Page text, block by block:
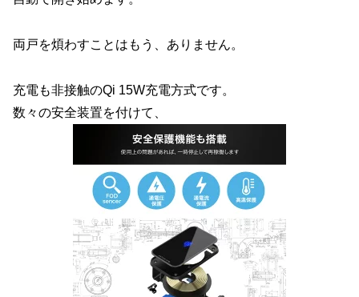
両戸を煩わすことはもう、ありません。
充電も非接触のQi 15W充電方式です。
数々の安全装置を付けて、